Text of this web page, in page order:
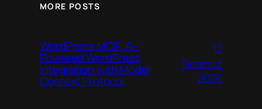
MORE POSTS
WordPress MCP: AI-
Powered WordPress
Integration with Model
Context Protocol
12
Temmuz
2026